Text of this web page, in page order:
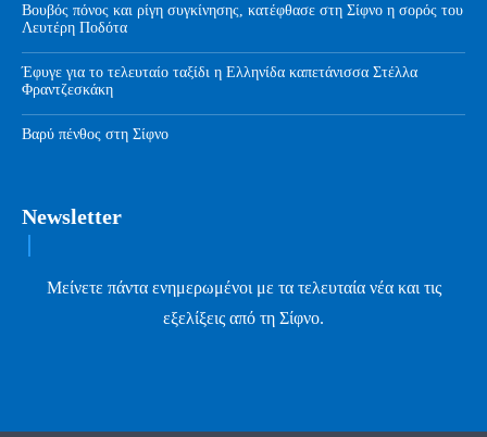
Βουβός πόνος και ρίγη συγκίνησης, κατέφθασε στη Σίφνο η σορός του
Λευτέρη Ποδότα
Έφυγε για το τελευταίο ταξίδι η Ελληνίδα καπετάνισσα Στέλλα
Φραντζεσκάκη
Βαρύ πένθος στη Σίφνο
Newsletter
Μείνετε πάντα ενημερωμένοι με τα τελευταία νέα και τις
εξελίξεις από τη Σίφνο.